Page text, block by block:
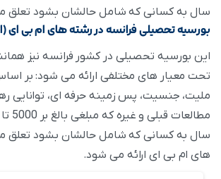
سال به کسانی که شامل حالشان بشود تعلق
بورسیه تحصیلی فرانسه در رشته های ام بی ای
این بورسیه تحصیلی در کشور فرانسه نیز
تحت معیار های مختلفی ارائه می شود: بر
ملیت، جنسیت، پس زمینه حرفه ای، توانایی
سال به کسانی که شامل حالشان بشود تعلق
های ام بی ای ارائه می شود.